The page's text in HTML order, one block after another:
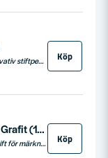
Hultafors Stiftpenna HDM är en innovativ stiftpenna med inbyggd vässare i hölster. Den är designad för arbete i krävande miljöer, med fokus på enkelhet, hållbarhet och praktisk användning. Hölstret ger inte bara snabb åtkomst till pennan utan också en vässningsfunktion, och leder bort smuts och fukt, vilket säkerställer att pennan håller längre. Pennan har också en ergonomisk design som är lätt att hantera. Köp
Hultafors Reservstift HRD Grafit (10st)
Reservstift i smart behållare om 10 stift för märkning på alla typer av underlag. Hultafors Refill kan med ett clips fästas i fickan eller i verktygsväskan. Köp